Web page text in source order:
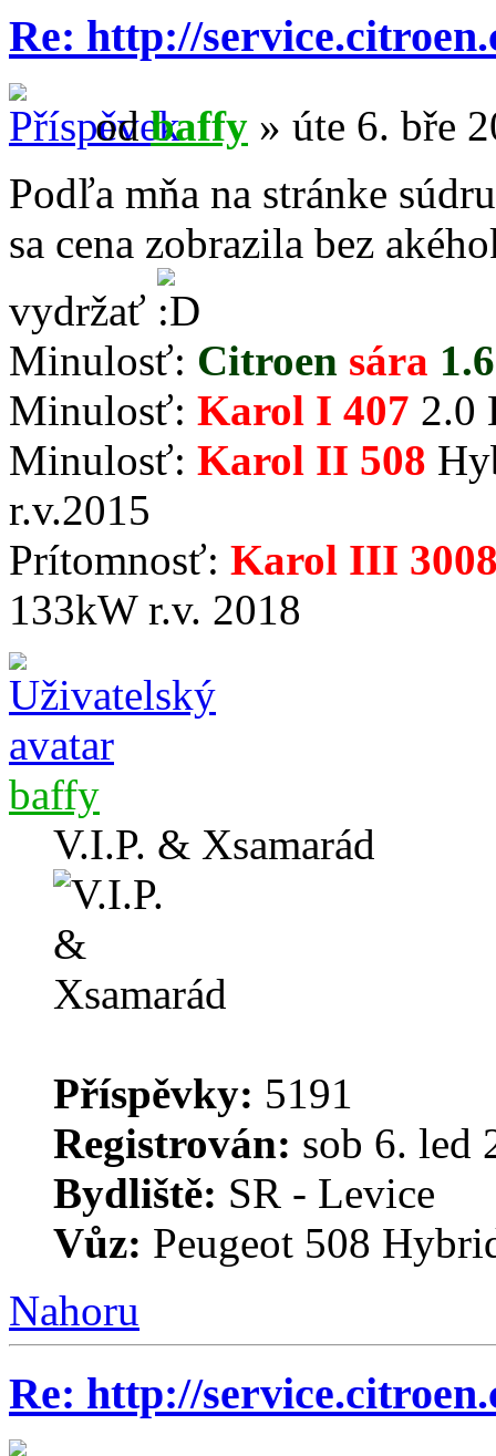
Re: http://
odbaffy » úte 6. bře
Podľa mňa na stránke
sa cena zobrazila bez
vydržať
Minulosť: Citroen sára
Minulosť: Karol I 407 2.0
Minulosť: Karol II 508
r.v.2015
Prítomnosť: Karol III
133kW r.v. 2018
baffy
V.I.P. & Xsamarád
Příspěvky: 5191
Registrován: sob 6. led
Bydliště: SR - Levice
Vůz: Peugeot 508
Nahoru
Re: http://